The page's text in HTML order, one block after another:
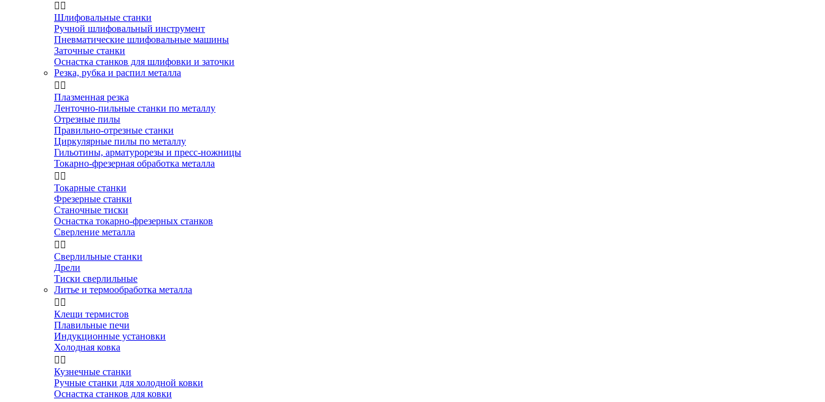
 
Шлифовальные станки
Ручной шлифовальный инструмент
Пневматические шлифовальные машины
Заточные станки
Оснастка станков для шлифовки и заточки
Резка, рубка и распил металла
 
Плазменная резка
Ленточно-пильные станки по металлу
Отрезные пилы
Правильно-отрезные станки
Циркулярные пилы по металлу
Гильотины, арматурорезы и пресс-ножницы
Токарно-фрезерная обработка металла
 
Токарные станки
Фрезерные станки
Станочные тиски
Оснастка токарно-фрезерных станков
Сверление металла
 
Сверлильные станки
Дрели
Тиски сверлильные
Литье и термообработка металла
 
Клещи термистов
Плавильные печи
Индукционные установки
Холодная ковка
 
Кузнечные станки
Ручные станки для холодной ковки
Оснастка станков для ковки